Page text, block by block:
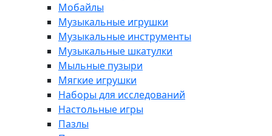
Мобайлы
Музыкальные игрушки
Музыкальные инструменты
Музыкальные шкатулки
Мыльные пузыри
Мягкие игрушки
Наборы для исследований
Настольные игры
Пазлы